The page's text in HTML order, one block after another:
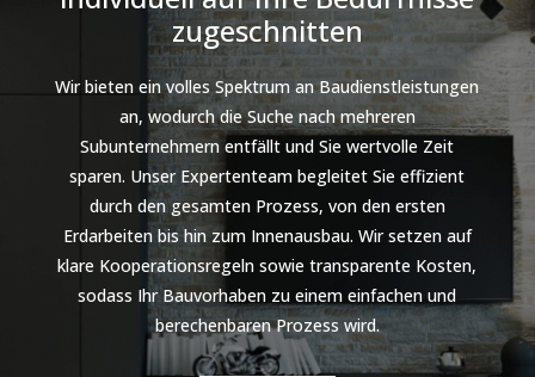
zugeschnitten
Wir bieten ein volles Spektrum an Baudienstleistungen
an, wodurch die Suche nach mehreren
Subunternehmern entfällt und Sie wertvolle Zeit
sparen. Unser Expertenteam begleitet Sie effizient
durch den gesamten Prozess, von den ersten
Erdarbeiten bis hin zum Innenausbau. Wir setzen auf
klare Kooperationsregeln sowie transparente Kosten,
sodass Ihr Bauvorhaben zu einem einfachen und
berechenbaren Prozess wird.